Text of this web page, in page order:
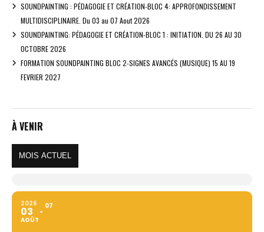
SOUNDPAINTING : PÉDAGOGIE ET CRÉATION-BLOC 4: APPROFONDISSEMENT
MULTIDISCIPLINAIRE. Du 03 au 07 Aout 2026
SOUNDPAINTING: PÉDAGOGIE ET CRÉATION-BLOC 1 : INITIATION. DU 26 AU 30
OCTOBRE 2026
FORMATION SOUNDPAINTING BLOC 2-SIGNES AVANCÉS (MUSIQUE) 15 AU 19
FEVRIER 2027
À VENIR
MOIS ACTUEL
2026
03
AOÛT
07